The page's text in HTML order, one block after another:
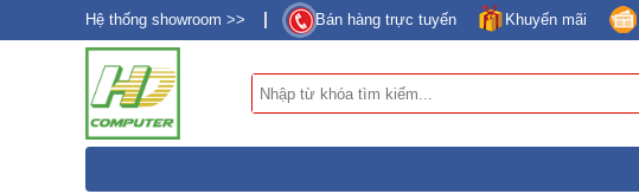
Hệ thống showroom >> Bán hàng trực tuyến Khuyến mãi